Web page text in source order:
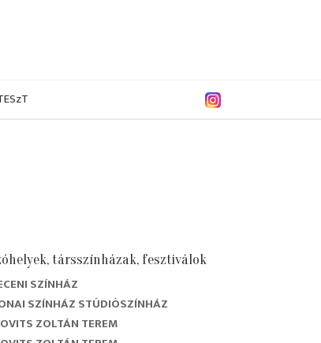
társszínházak, fesztiválok
SZÍNHÁZ
SZÍNHÁZ STÚDIÓSZÍNHÁZ
ZOLTÁN TEREM